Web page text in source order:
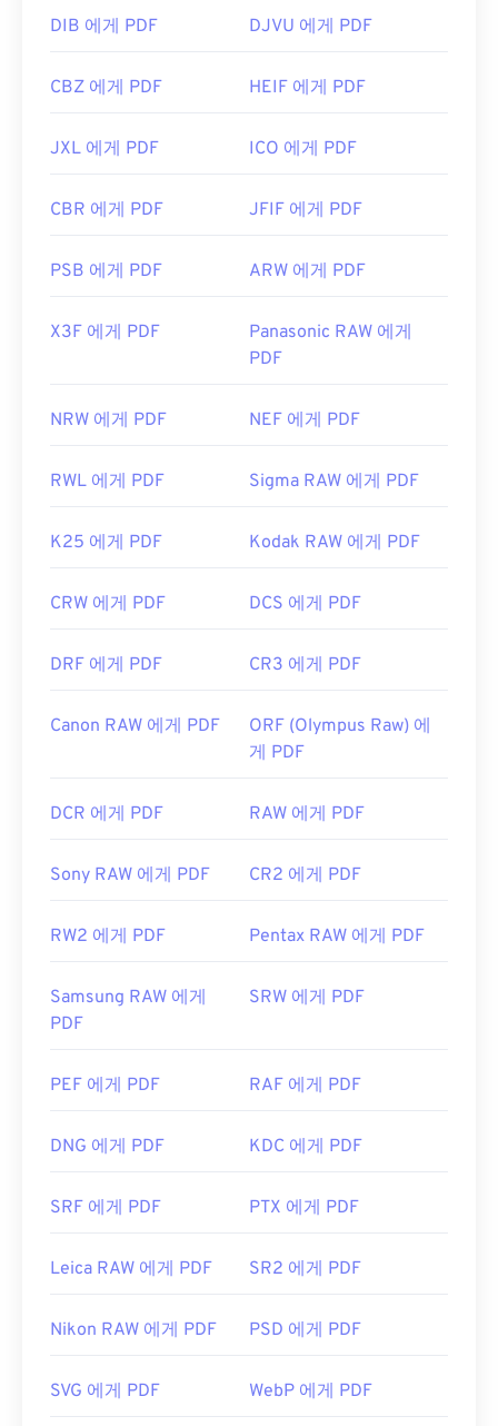
DIB 에게 PDF DJVU 에게 PDF
CBZ 에게 PDF HEIF 에게 PDF
JXL 에게 PDF ICO 에게 PDF
CBR 에게 PDF JFIF 에게 PDF
PSB 에게 PDF ARW 에게 PDF
X3F 에게 PDF
Panasonic RAW 에게
PDF
NRW 에게 PDF NEF 에게 PDF
RWL 에게 PDF Sigma RAW 에게 PDF
K25 에게 PDF Kodak RAW 에게 PDF
CRW 에게 PDF DCS 에게 PDF
DRF 에게 PDF CR3 에게 PDF
Canon RAW 에게 PDF
ORF (Olympus Raw) 에
게 PDF
DCR 에게 PDF RAW 에게 PDF
Sony RAW 에게 PDF CR2 에게 PDF
RW2 에게 PDF Pentax RAW 에게 PDF
Samsung RAW 에게
PDF
SRW 에게 PDF
PEF 에게 PDF RAF 에게 PDF
DNG 에게 PDF KDC 에게 PDF
SRF 에게 PDF PTX 에게 PDF
Leica RAW 에게 PDF SR2 에게 PDF
Nikon RAW 에게 PDF PSD 에게 PDF
SVG 에게 PDF WebP 에게 PDF